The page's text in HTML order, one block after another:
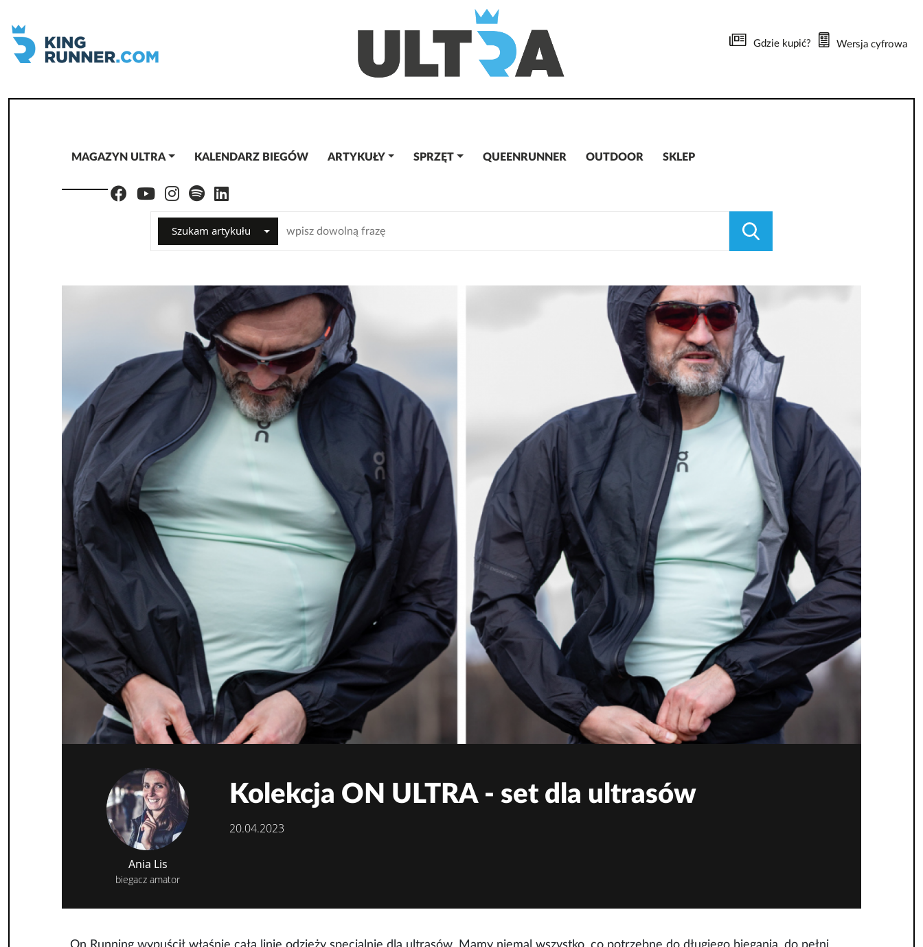
Gdzie kupić? Wersja cyfrowa
MAGAZYN ULTRA KALENDARZ BIEGÓW ARTYKUŁY SPRZĘT QUEENRUNNER OUTDOOR SKLEP
Szukam artykułu
Ania Lis
biegacz amator
Kolekcja ON ULTRA - set dla ultrasów
20.04.2023